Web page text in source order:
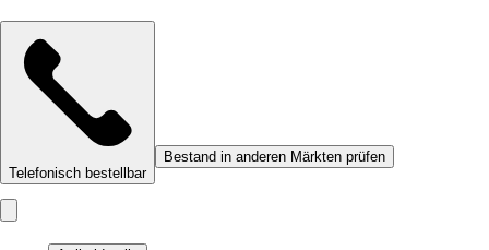
Telefonisch bestellbar
Bestand in anderen Märkten prüfen